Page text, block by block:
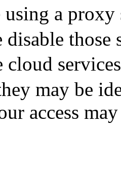
using a
disable those
cloud
may be
access